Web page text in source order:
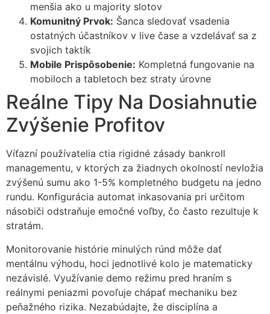
menšia ako u majority slotov
Komunitný Prvok: Šanca sledovať vsadenia
ostatných účastníkov v live čase a vzdelávať sa z
svojich taktík
Mobile Prispôsobenie: Kompletná fungovanie na
mobiloch a tabletoch bez straty úrovne
Reálne Tipy Na Dosiahnutie
Zvýšenie Profitov
Víťazní používatelia ctia rigidné zásady bankroll
managementu, v ktorých za žiadnych okolností nevložia
zvýšenú sumu ako 1-5% kompletného budgetu na jedno
rundu. Konfigurácia automat inkаsovania pri určitom
násobіči odstraňuje emočné voľby, čo často rezultuje k
stratám.
Monitorovanie histórie minulých rúnd môže dať
mentálnu výhodu, hoci jednotlivé kolo je matematicky
nezávislé. Využívanie demo režimu pred hraním s
reálnymi peniazmi povoľuje chápať mechaniku bez
peňažného rizika. Nezabúdajte, že disciplína a